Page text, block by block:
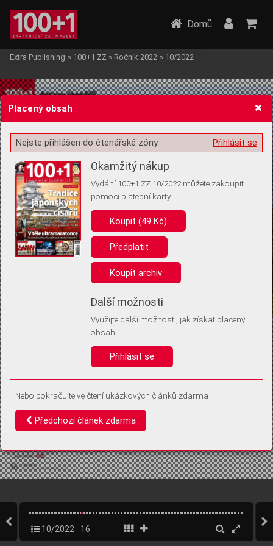
Žádost o souhlas s ukládáním volitelných informací
Pro základní fungování webu nepotřebujeme ukládat žádné informace
(tzv. cookies apod.). Rádi bychom vás ale požádali o souhlas s
uložením volitelných informací:
Anonymní unikátní ID
Díky němu příště poznáme, že se jedná o stejné zařízení, a
Identifikátor je zcela anonymní.
Vaše souhlasy a odmítnutí si ukládáme do vašeho zařízení, abychom se
vás už příště znovu neptali. Můžete je kdykoli později upravit ve Správě
Domů
Extra Publishing » 100+1 ZZ » Ročník 2022 » 10/2022
10/2022 16
Placený obsah
Přihlásit se
Nejste přihlášen do čtenářské zóny
Okamžitý nákup
Vydání 100+1 ZZ 10/2022 můžete zakoupit
pomocí platební karty
Koupit (49 Kč)
Předplatit
Koupit archiv
Další možnosti
Využijte další možnosti, jak získat placený
obsah
Přihlásit se
Nebo pokračujte ve čtení ukázkových článků zdarma
Předchozí článek zdarma